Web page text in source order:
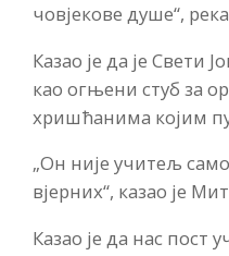
човјекове душе“,
Казао је да је Свети
као огњени стуб за
хришћанима којим
„Он није учитељ
вјерних“, казао је
Казао је да нас пост